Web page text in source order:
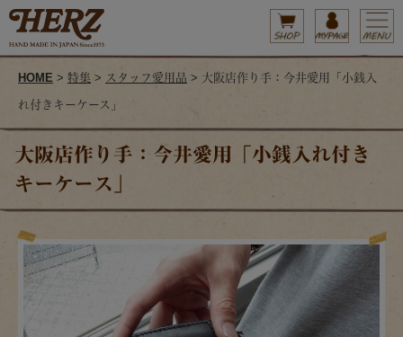
HOME > 特集 > スタッフ愛用品 > 大阪店作り手：今井愛用「小銭入
れ付きキーケース」
大阪店作り手：今井愛用「小銭入れ付き
キーケース」